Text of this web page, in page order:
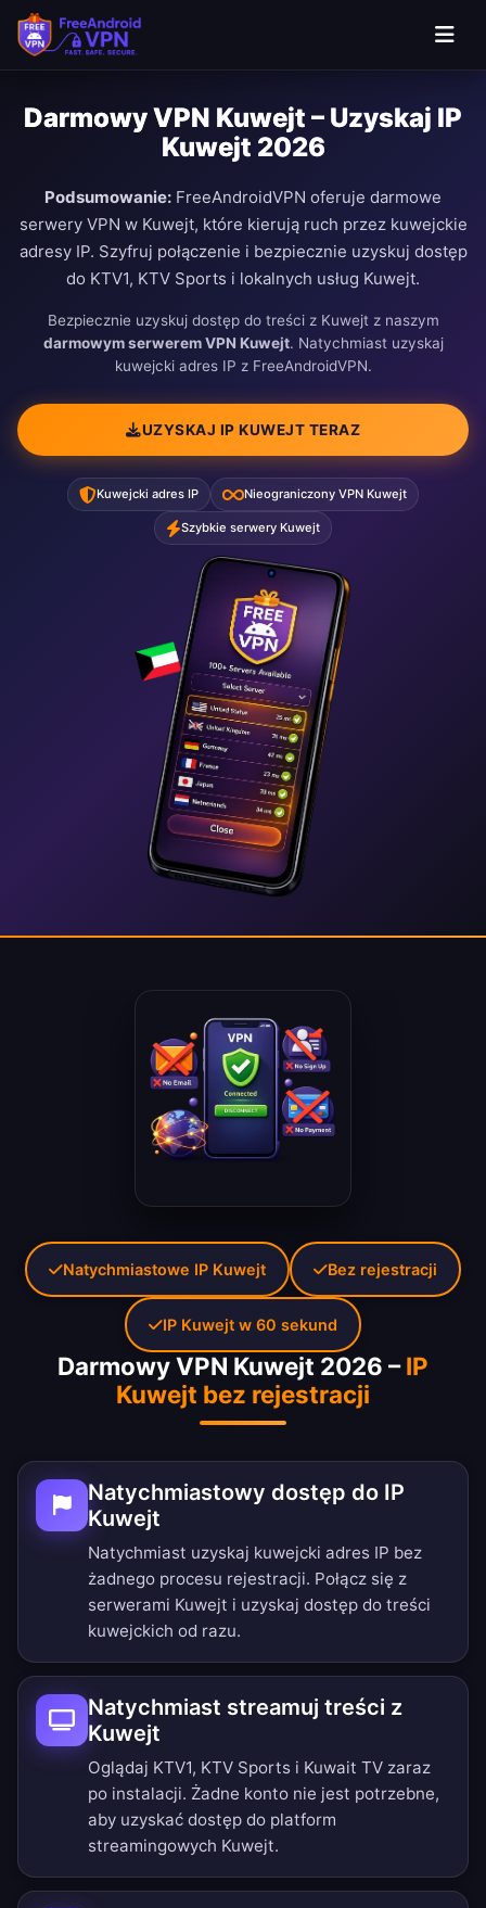
Darmowy VPN Kuwejt – Uzyskaj IP
Kuwejt 2026
Podsumowanie: FreeAndroidVPN oferuje darmowe
serwery VPN w Kuwejt, które kierują ruch przez kuwejckie
adresy IP. Szyfruj połączenie i bezpiecznie uzyskuj dostęp
do KTV1, KTV Sports i lokalnych usług Kuwejt.
Bezpiecznie uzyskuj dostęp do treści z Kuwejt z naszym
darmowym serwerem VPN Kuwejt. Natychmiast uzyskaj
kuwejcki adres IP z FreeAndroidVPN.
UZYSKAJ IP KUWEJT TERAZ
Kuwejcki adres IP Nieograniczony VPN Kuwejt
Szybkie serwery Kuwejt
Darmowy VPN Kuwejt 2026 –IP
Kuwejt bez rejestracji
Natychmiastowy dostęp do IP
Kuwejt
Natychmiast uzyskaj kuwejcki adres IP bez
żadnego procesu rejestracji. Połącz się z
serwerami Kuwejt i uzyskaj dostęp do treści
kuwejckich od razu.
Natychmiast streamuj treści z
Kuwejt
Oglądaj KTV1, KTV Sports i Kuwait TV zaraz
po instalacji. Żadne konto nie jest potrzebne,
aby uzyskać dostęp do platform
streamingowych Kuwejt.
Natychmiastowe IP Kuwejt Bez rejestracji
IP Kuwejt w 60 sekund